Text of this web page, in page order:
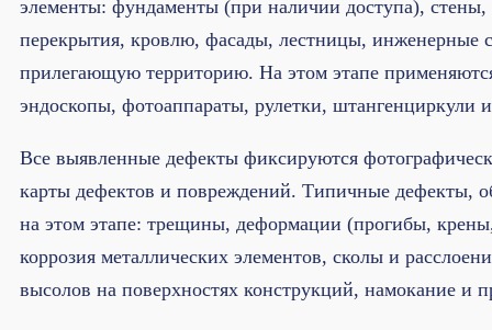
элементы: фундаменты (при наличии доступа),
перекрытия, кровлю, фасады, лестницы, инженерные
прилегающую территорию. На этом этапе
эндоскопы, фотоаппараты, рулетки, штангенциркули
Все выявленные дефекты фиксируются
карты дефектов и повреждений. Типичные дефекты,
на этом этапе: трещины, деформации (прогибы,
коррозия металлических элементов, сколы и
высолов на поверхностях конструкций, намокание и